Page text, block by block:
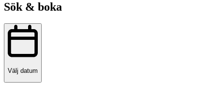
Sök & boka
Välj datum